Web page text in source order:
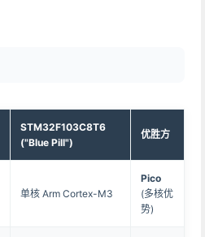
STM32F103C8T6
("Blue Pill")
优胜方
单核 Arm Cortex-M3
Pico
(多核优
势)